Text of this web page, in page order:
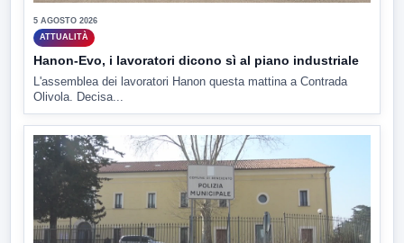
5 AGOSTO 2026
ATTUALITÀ
Hanon-Evo, i lavoratori dicono sì al piano industriale
L'assemblea dei lavoratori Hanon questa mattina a Contrada
Olivola. Decisa...